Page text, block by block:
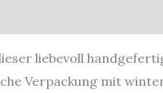
liebevoll
Verpackung mit